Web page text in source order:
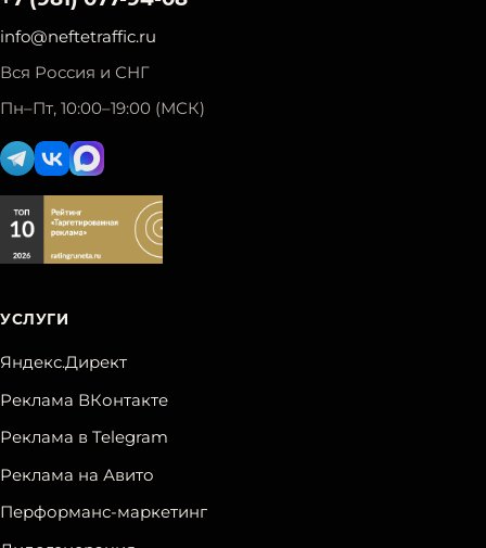
info@neftetraffic.ru
Вся Россия и СНГ
Пн–Пт, 10:00–19:00 (МСК)
УСЛУГИ
Яндекс.Директ
Реклама ВКонтакте
Реклама в Telegram
Реклама на Авито
Перформанс-маркетинг